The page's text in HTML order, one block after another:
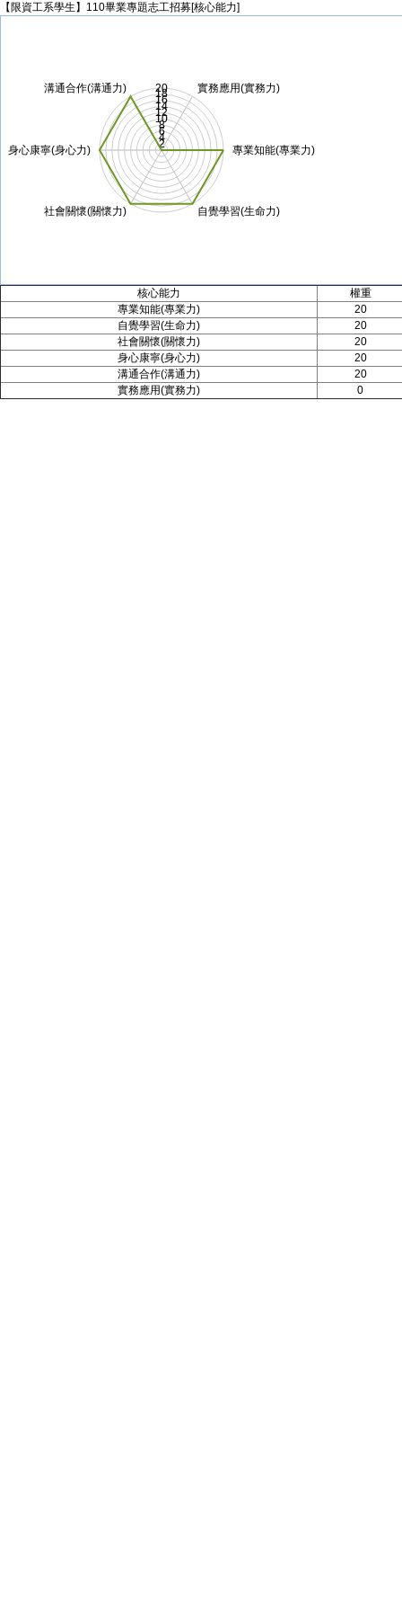
【限資工系學生】110畢業專題志工招募[核心能力]
2
4
6
8
10
12
14
16
18
20
專業知能(專業力)
自覺學習(生命力)
社會關懷(關懷力)
身心康寧(身心力)
溝通合作(溝通力) 實務應用(實務力)
核心能力
權重
專業知能(專業力)
20
自覺學習(生命力)
20
社會關懷(關懷力)
20
身心康寧(身心力)
20
溝通合作(溝通力)
20
實務應用(實務力)
0